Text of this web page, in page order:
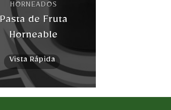
HORNEADOS
Pasta de Fruta
Horneable
Vista Rápida